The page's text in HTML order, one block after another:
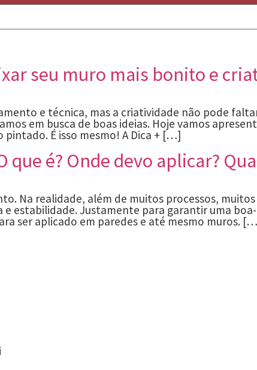
seu muro mais bonito e
e técnica, mas a criatividade não pode
em busca de boas ideias. Hoje vamos
É isso mesmo! A Dica + […]
que é? Onde devo aplicar?
Na realidade, além de muitos processos,
e estabilidade. Justamente para garantir uma
ser aplicado em paredes e até mesmo muros.